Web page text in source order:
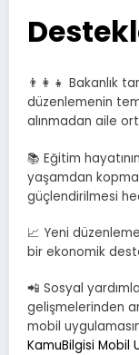
👨‍👩‍👧 Bakanlık
düzenlemenin
alınmadan aile
📚 Eğitim
yaşamdan
güçlendirilmesi
📈 Yeni
bir ekonomik
📲 Sosyal
gelişmelerinden
mobil
KamuBilgisi Mobil